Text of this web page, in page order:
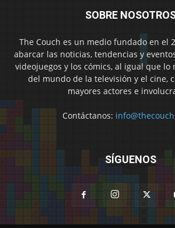
SOBRE
The Couch es un medio fundado en el
abarcar las noticias, tendencias y
videojuegos y los cómics, al igual que lo
del mundo de la televisión y el cine,
mayores actores e
Contáctanos:
SÍGUENOS